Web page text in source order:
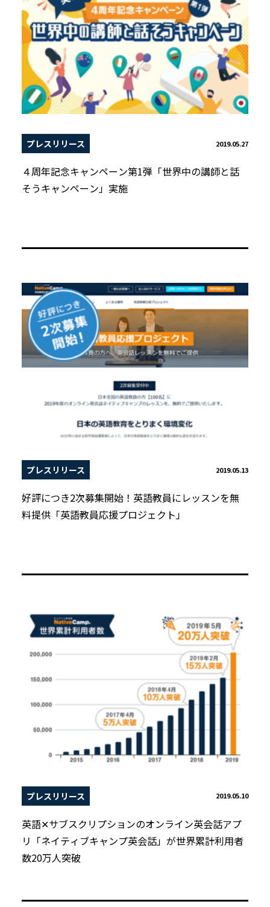
プレスリリース 2019.05.27
４周年記念キャンペーン第1弾「世界中の講師と話
そうキャンペーン」実施
プレスリリース 2019.05.13
好評につき2次募集開始！英語教員にレッスンを無
料提供「英語教員応援プロジェクト」
プレスリリース 2019.05.10
英語✕サブスクリプションのオンライン英会話アプ
リ「ネイティブキャンプ英会話」が世界累計利用者
数20万人突破